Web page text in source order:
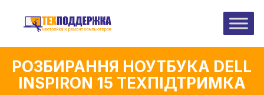
РОЗБИРАННЯ НОУТБУКА DELL
INSPIRON 15 ТЕХПІДТРИМКА